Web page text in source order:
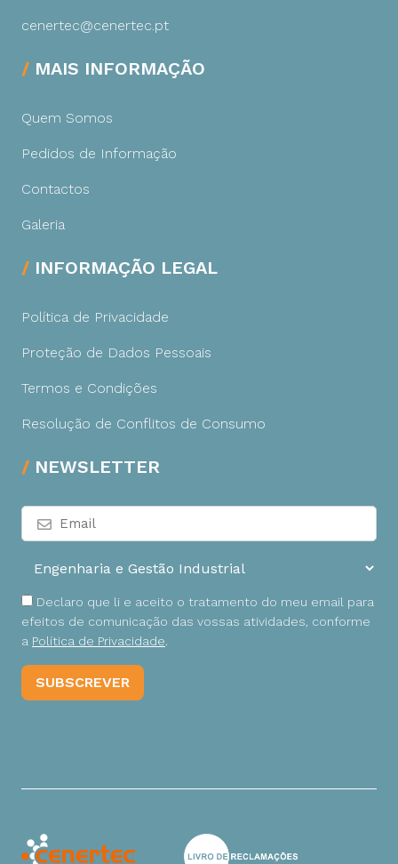
cenertec@cenertec.pt
MAIS INFORMAÇÃO
Quem Somos
Pedidos de Informação
Contactos
Galeria
INFORMAÇÃO LEGAL
Política de Privacidade
Proteção de Dados Pessoais
Termos e Condições
Resolução de Conflitos de Consumo
NEWSLETTER
Declaro que li e aceito o tratamento do meu email para
efeitos de comunicação das vossas atividades, conforme
a Política de Privacidade.